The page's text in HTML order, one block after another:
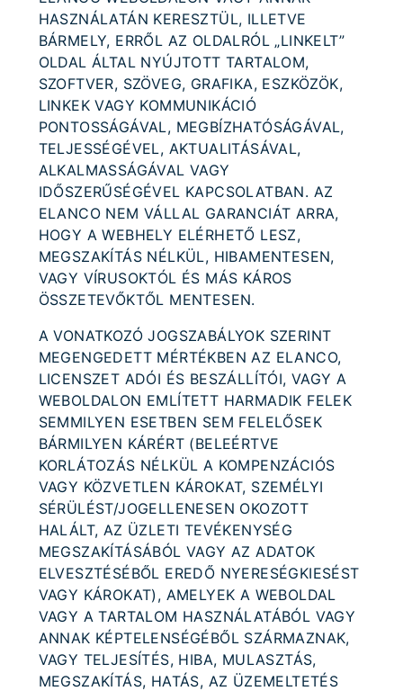
HASZNÁLATÁN KERESZTÜL, ILLETVE
BÁRMELY, ERRŐL AZ OLDALRÓL „LINKELT”
OLDAL ÁLTAL NYÚJTOTT TARTALOM,
SZOFTVER, SZÖVEG, GRAFIKA, ESZKÖZÖK,
LINKEK VAGY KOMMUNIKÁCIÓ
PONTOSSÁGÁVAL, MEGBÍZHATÓSÁGÁVAL,
TELJESSÉGÉVEL, AKTUALITÁSÁVAL,
ALKALMASSÁGÁVAL VAGY
IDŐSZERŰSÉGÉVEL KAPCSOLATBAN. AZ
ELANCO NEM VÁLLAL GARANCIÁT ARRA,
HOGY A WEBHELY ELÉRHETŐ LESZ,
MEGSZAKÍTÁS NÉLKÜL, HIBAMENTESEN,
VAGY VÍRUSOKTÓL ÉS MÁS KÁROS
ÖSSZETEVŐKTŐL MENTESEN.
A VONATKOZÓ JOGSZABÁLYOK SZERINT
MEGENGEDETT MÉRTÉKBEN AZ ELANCO,
LICENSZET ADÓI ÉS BESZÁLLÍTÓI, VAGY A
WEBOLDALON EMLÍTETT HARMADIK FELEK
SEMMILYEN ESETBEN SEM FELELŐSEK
BÁRMILYEN KÁRÉRT (BELEÉRTVE
KORLÁTOZÁS NÉLKÜL A KOMPENZÁCIÓS
VAGY KÖZVETLEN KÁROKAT, SZEMÉLYI
SÉRÜLÉST/JOGELLENESEN OKOZOTT
HALÁLT, AZ ÜZLETI TEVÉKENYSÉG
MEGSZAKÍTÁSÁBÓL VAGY AZ ADATOK
ELVESZTÉSÉBŐL EREDŐ NYERESÉGKIESÉST
VAGY KÁROKAT), AMELYEK A WEBOLDAL
VAGY A TARTALOM HASZNÁLATÁBÓL VAGY
ANNAK KÉPTELENSÉGÉBŐL SZÁRMAZNAK,
VAGY TELJESÍTÉS, HIBA, MULASZTÁS,
MEGSZAKÍTÁS, HATÁS, AZ ÜZEMELTETÉS